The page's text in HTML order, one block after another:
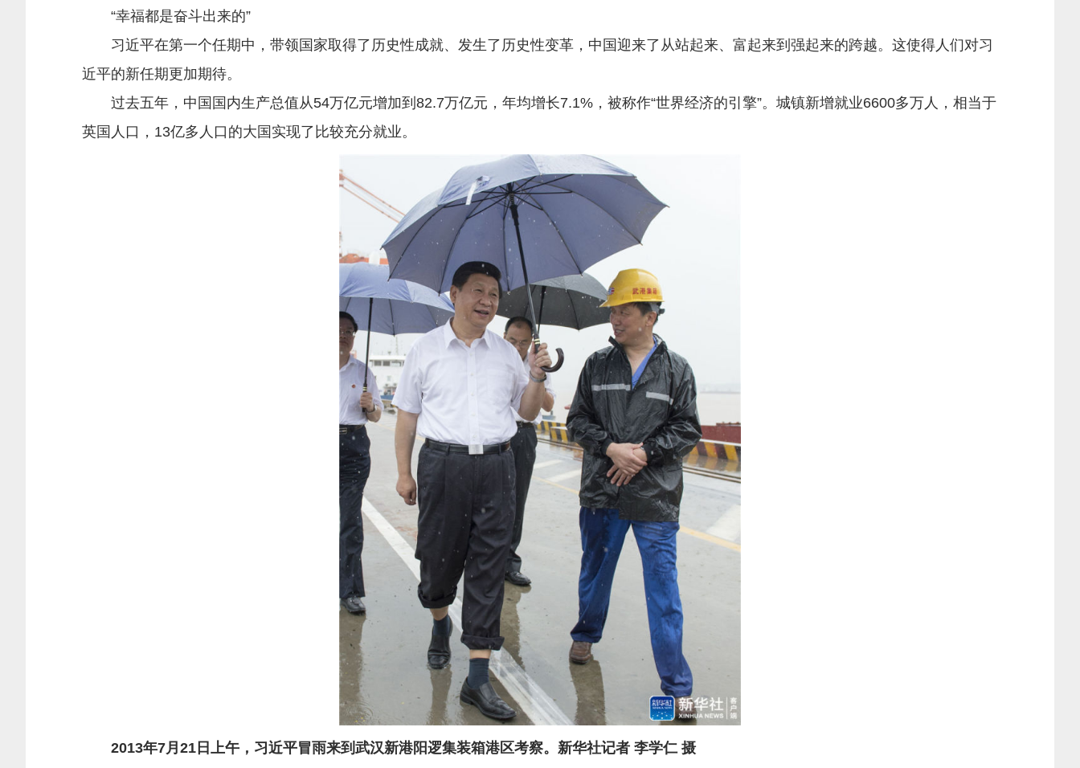
“幸福都是奋斗出来的”
习近平在第一个任期中，带领国家取得了历史性成就、发生了历史性变革，中国迎来了从站起来、富起来到强起来的跨越。这使得人们对习
近平的新任期更加期待。
过去五年，中国国内生产总值从54万亿元增加到82.7万亿元，年均增长7.1%，被称作“世界经济的引擎”。城镇新增就业6600多万人，相当于
英国人口，13亿多人口的大国实现了比较充分就业。
2013年7月21日上午，习近平冒雨来到武汉新港阳逻集装箱港区考察。新华社记者 李学仁 摄